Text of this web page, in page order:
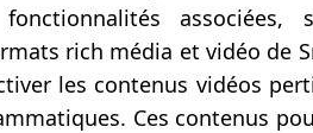
rich média et vidéo de
les contenus vidéos
Ces contenus